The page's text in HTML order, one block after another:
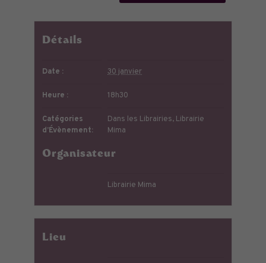
Détails
Date : 30 janvier
Heure : 18h30
Catégories
d’Évènement:
Dans les Librairies, Librairie
Mima
Organisateur
Librairie Mima
Lieu